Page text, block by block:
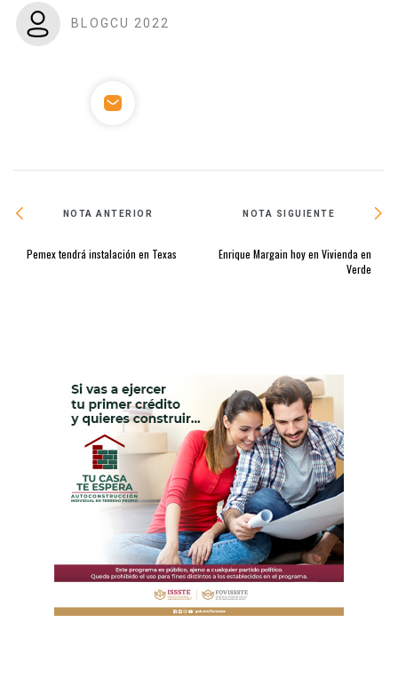
BLOGCU 2022
NOTA ANTERIOR
Pemex tendrá instalación en Texas
NOTA SIGUIENTE
Enrique Margain hoy en Vivienda en
Verde